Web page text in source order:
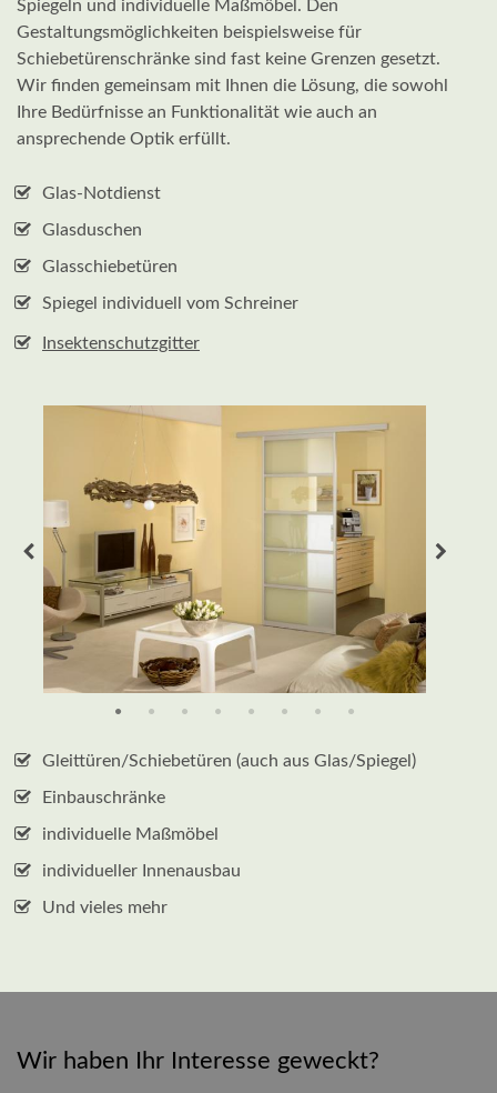
Spiegeln und individuelle Maßmöbel. Den
Gestaltungsmöglichkeiten beispielsweise für
Schiebetürenschränke sind fast keine Grenzen gesetzt.
Wir finden gemeinsam mit Ihnen die Lösung, die sowohl
Ihre Bedürfnisse an Funktionalität wie auch an
ansprechende Optik erfüllt.
Glas-Notdienst
Glasduschen
Glasschiebetüren
Spiegel individuell vom Schreiner
Insektenschutzgitter
Zurück
Gleittüren/Schiebetüren (auch aus Glas/Spiegel)
Einbauschränke
individuelle Maßmöbel
individueller Innenausbau
Und vieles mehr
Wir haben Ihr Interesse geweckt?